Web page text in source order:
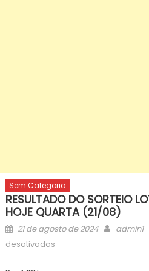
Sem Categoria
RESULTADO DO SORTEIO
HOJE QUARTA (21/08)
Posted
on
21 de agosto de 2024 Author
admin1
desativadosem